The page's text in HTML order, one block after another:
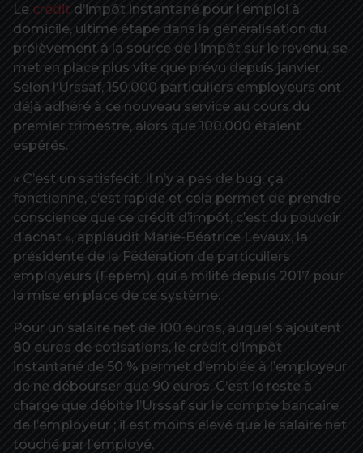
Le crédit d’impôt instantané pour l’emploi à
domicile, ultime étape dans la généralisation du
prélèvement à la source de l’impôt sur le revenu, se
met en place plus vite que prévu depuis janvier.
Selon l’Urssaf, 150.000 particuliers employeurs ont
déjà adhéré à ce nouveau service au cours du
premier trimestre, alors que 100.000 étaient
espérés.
« C’est un satisfecit. Il n’y a pas de bug, ça
fonctionne, c’est rapide et cela permet de prendre
conscience que ce crédit d’impôt, c’est du pouvoir
d’achat », applaudit Marie-Béatrice Levaux, la
présidente de la Fédération de particuliers
employeurs (Fepem), qui a milité depuis 2017 pour
la mise en place de ce système.
Pour un salaire net de 100 euros, auquel s’ajoutent
80 euros de cotisations, le crédit d’impôt
instantané de 50 % permet d’emblée à l’employeur
de ne débourser que 90 euros. C’est le reste à
charge que débite l’Urssaf sur le compte bancaire
de l’employeur ; il est moins élevé que le salaire net
touché par l’employé.